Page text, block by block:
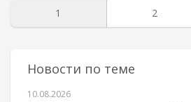
1 2
Новости по теме
10.08.2026